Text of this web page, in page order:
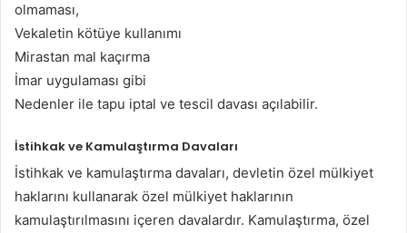
olmaması,
Vekaletin kötüye kullanımı
Mirastan mal kaçırma
İmar uygulaması gibi
Nedenler ile tapu iptal ve tescil davası açılabilir.
İstihkak ve Kamulaştırma Davaları
İstihkak ve kamulaştırma davaları, devletin özel mülkiyet
haklarını kullanarak özel mülkiyet haklarının
kamulaştırılmasını içeren davalardır. Kamulaştırma, özel